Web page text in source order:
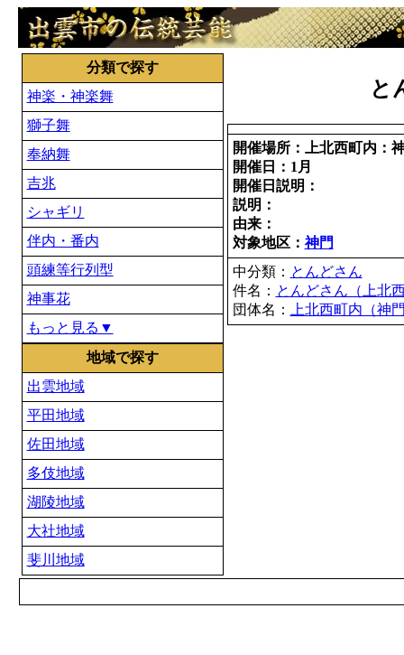
分類で探す
神楽・神楽舞
獅子舞
奉納舞
吉兆
シャギリ
伴内・番内
頭練等行列型
神事花
もっと見る▼
地域で探す
出雲地域
平田地域
佐田地域
多伎地域
湖陵地域
大社地域
斐川地域
と
開催場所：上北西町内：
開催日：1月
開催日説明：
説明：
由来：
対象地区：神門
中分類： とんどさん
件名： とんどさん（上北
団体名：
上北西町内（神